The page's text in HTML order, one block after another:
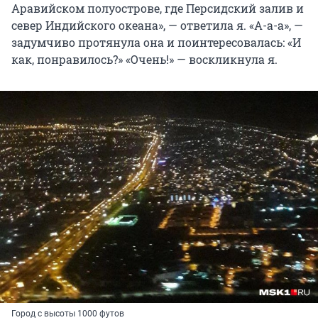
Аравийском полуострове, где Персидский залив и
север Индийского океана», — ответила я. «А-а-а», —
задумчиво протянула она и поинтересовалась: «И
как, понравилось?» «Очень!» — воскликнула я.
Город с высоты 1000 футов